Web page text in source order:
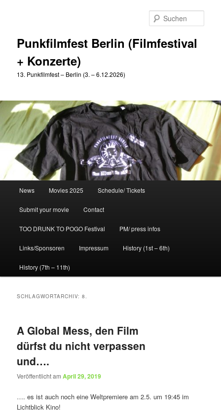
Punkfilmfest Berlin (Filmfestival
+ Konzerte)
13. Punkfilmfest – Berlin (3. – 6.12.2026)
News Movies 2025 Schedule/ Tickets
Submit your movie Contact
TOO DRUNK TO POGO Festival PM/ press infos
Links/Sponsoren Impressum History (1st – 6th)
History (7th – 11th)
SCHLAGWORTARCHIV:8.
A Global Mess, den Film
dürfst du nicht verpassen
und….
Veröffentlicht amApril 29, 2019
…. es ist auch noch eine Weltpremiere am 2.5. um 19:45 im
Lichtblick Kino!